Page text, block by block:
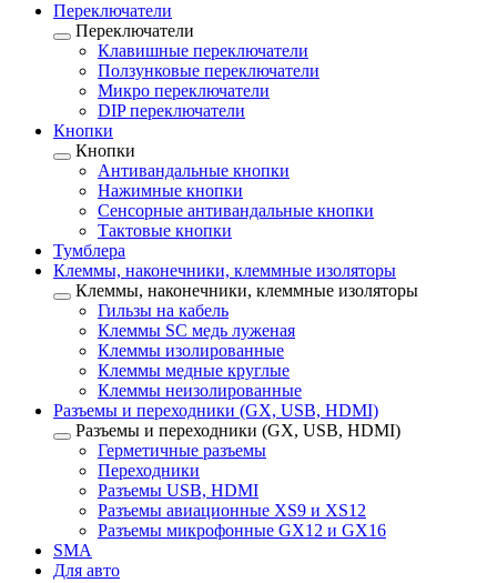
Переключатели
Переключатели
Клавишные переключатели
Ползунковые переключатели
Микро переключатели
DIP переключатели
Кнопки
Кнопки
Антивандальные кнопки
Нажимные кнопки
Сенсорные антивандальные кнопки
Тактовые кнопки
Тумблера
Клеммы, наконечники, клеммные изоляторы
Клеммы, наконечники, клеммные изоляторы
Гильзы на кабель
Клеммы SC медь луженая
Клеммы изолированные
Клеммы медные круглые
Клеммы неизолированные
Разъемы и переходники (GX, USB, HDMI)
Разъемы и переходники (GX, USB, HDMI)
Герметичные разъемы
Переходники
Разъемы USB, HDMI
Разъемы авиационные XS9 и XS12
Разъемы микрофонные GX12 и GX16
SMA
Для авто